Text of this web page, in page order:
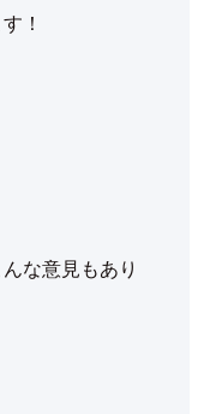
！
な意見もあり